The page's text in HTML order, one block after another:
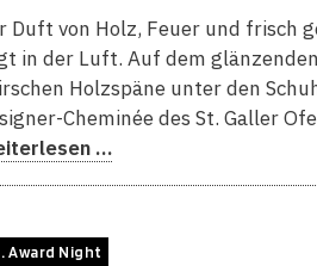
Duft von Holz, Feuer und frisch
in der Luft. Auf dem
Holzspäne unter den
Cheminée des St. Galler
…
Award Night